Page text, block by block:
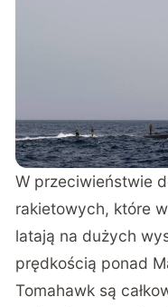
W przeciwieństwie
rakietowych, które
latają na dużych
prędkością ponad
Tomahawk są